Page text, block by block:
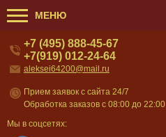
МЕНЮ
+7 (495) 888-45-67
+7(919) 012-24-64
aleksei64200@mail.ru
Прием заявок с сайта 24/7
Обработка заказов с 08:00 до 22:00
Мы в соцсетях: